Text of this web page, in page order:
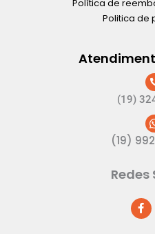
Política de
Politica de
(19)
(19)
Redes
F
a
c